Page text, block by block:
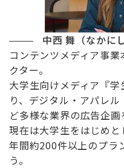
中西 舞（なかに
コンテンツメディア事
クター。
大学生向けメディア『
り、デジタル・アパレ
ど多様な業界の広告企画
現在は大学生をはじめと
年間約200件以上のプラ
う。